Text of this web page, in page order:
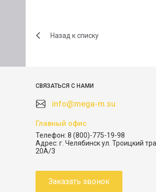
Назад к списку
СВЯЗАТЬСЯ С НАМИ
info@mega-m.su
Главный офис
Телефон: 8 (800)-775-19-98
Адрес: г. Челябинск ул. Троицкий
20А/3
Заказать звонок